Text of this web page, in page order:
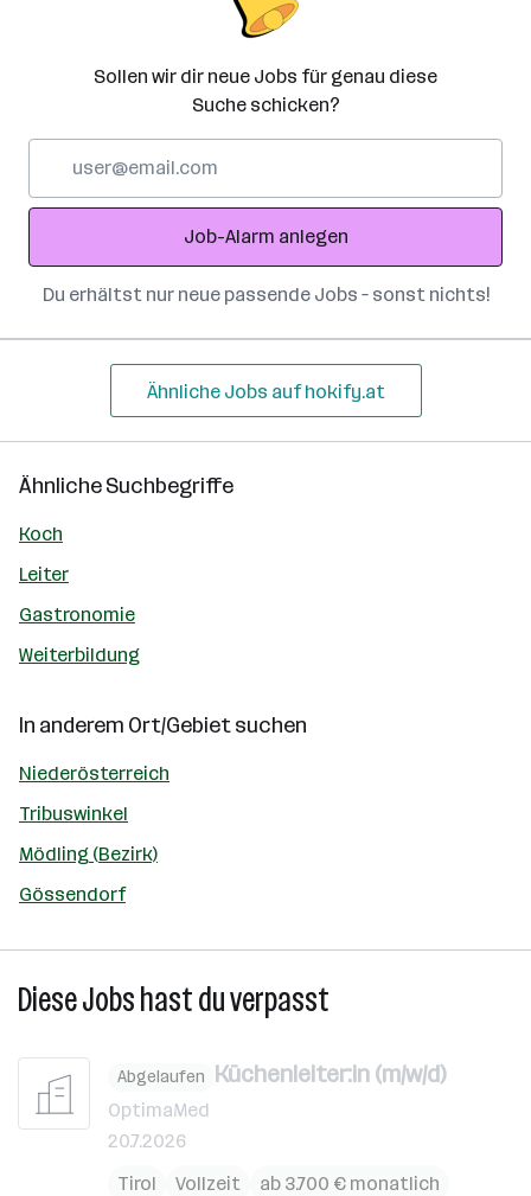
Sollen wir dir neue Jobs für genau diese
Suche schicken?
Adresse
Job-Alarm anlegen
Du erhältst nur neue passende Jobs – sonst nichts!
Ähnliche Jobs auf hokify.at
Ähnliche Suchbegriffe
Koch
Leiter
Gastronomie
Weiterbildung
In anderem Ort/Gebiet suchen
Niederösterreich
Tribuswinkel
Mödling (Bezirk)
Gössendorf
Diese Jobs hast du verpasst
Abgelaufen Küchenleiter:in (m/w/d)
OptimaMed
20.7.2026
Tirol
Vollzeit ab 3.700 € monatlich